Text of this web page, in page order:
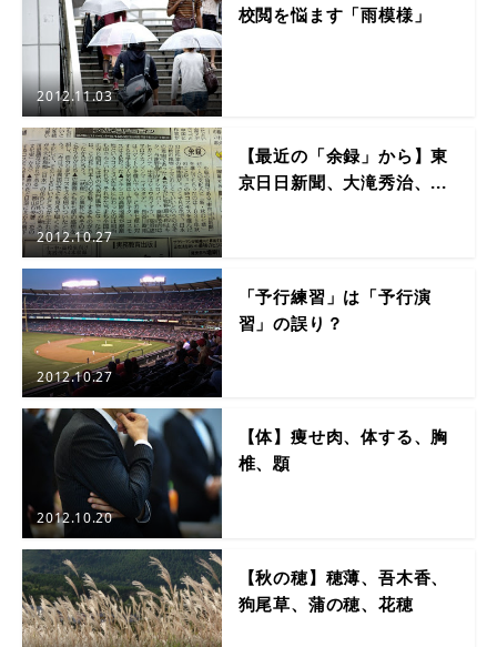
2012.11.03
校閲を悩ます「雨模様」
2012.10.27
【最近の「余録」から】東
京日日新聞、大滝秀治、...
2012.10.27
「予行練習」は「予行演
習」の誤り？
2012.10.20
【体】痩せ肉、体する、胸
椎、顋
【秋の穂】穂薄、吾木香、
狗尾草、蒲の穂、花穂